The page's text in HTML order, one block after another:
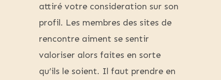
attiré votre consideration sur son
profil. Les membres des sites de
rencontre aiment se sentir
valoriser alors faites en sorte
qu’ils le soient. Il faut prendre en